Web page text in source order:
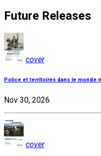
Future Releases
cover
Police et territoires dans le monde
Nov 30, 2026
cover